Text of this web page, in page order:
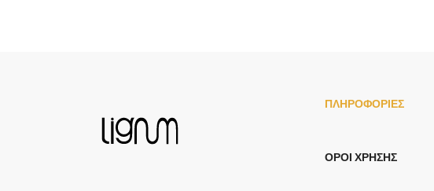
ΠΛΗΡΟΦΟΡΙΕΣ
ΌΡΟΙ ΧΡΉΣΗΣ